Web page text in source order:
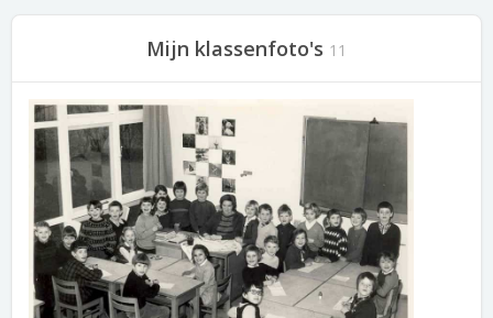
Mijn klassenfoto's 11